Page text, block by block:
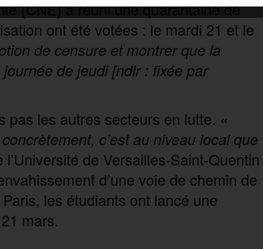
(CNE) a réuni une quarantaine de
ont été votées : le mardi 21 et le
de censure et montrer que la
de jeudi [ndlr : fixée par
pas les autres secteurs en lutte. «
c’est au niveau local que
de Versailles-Saint-Quentin
d’une voie de chemin de
les étudiants ont lancé une
mars.